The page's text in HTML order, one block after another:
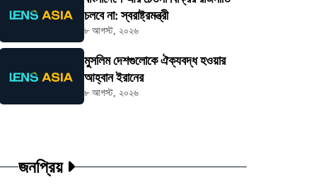
চলবে না: স্বরাষ্ট্রমন্ত্রী
৮ আগস্ট, ২০২৬
মুসলিম দেশগুলোকে ঐক্যবদ্ধ হওয়ার
আহ্বান ইরানের
৮ আগস্ট, ২০২৬
জনপ্রিয়